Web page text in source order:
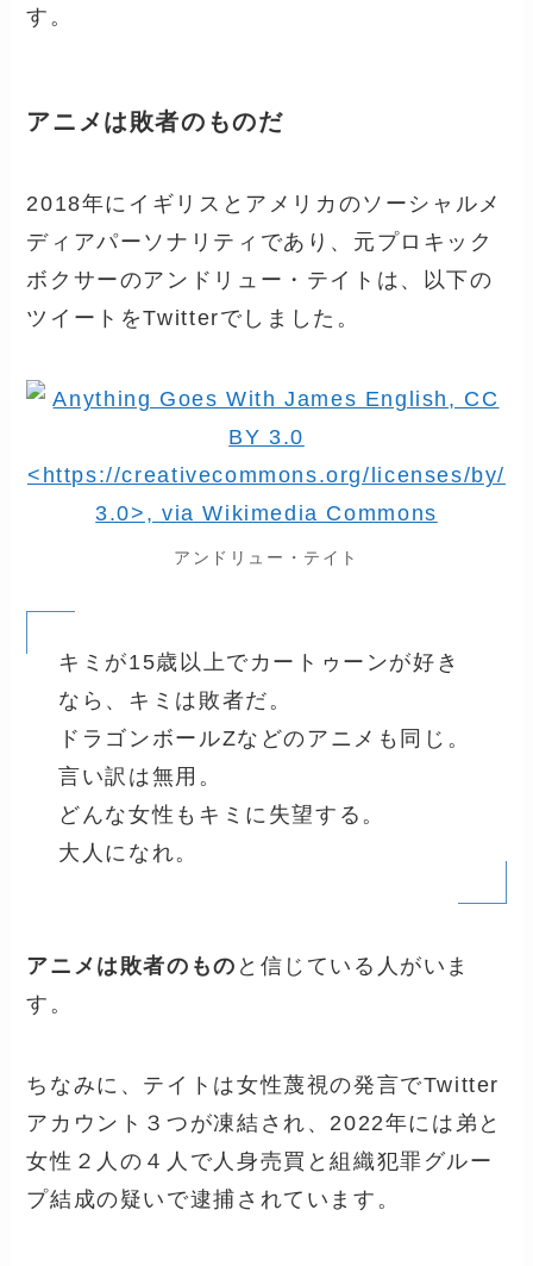
す。
アニメは敗者のものだ
2018年にイギリスとアメリカのソーシャルメ
ディアパーソナリティであり、元プロキック
ボクサーのアンドリュー・テイトは、以下の
ツイートをTwitterでしました。
アンドリュー・テイト
キミが15歳以上でカートゥーンが好き
なら、キミは敗者だ。
ドラゴンボールZなどのアニメも同じ。
言い訳は無用。
どんな女性もキミに失望する。
大人になれ。
アニメは敗者のもの と信じている人がいま
す。
ちなみに、テイトは女性蔑視の発言でTwitter
アカウント３つが凍結され、2022年には弟と
女性２人の４人で人身売買と組織犯罪グルー
プ結成の疑いで逮捕されています。